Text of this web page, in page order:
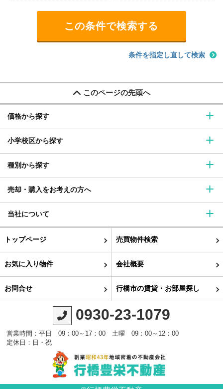
条件を指定し直して検索
このページの先頭へ
価格から探す
小学校区から探す
種別から探す
売却・購入をお考えの方へ
当社について
トップページ 売買物件検索
お気に入り物件 会社概要
お問合せ 行橋市の賃貸・お部屋探し
0930-23-1079
営業時間：平日 09：00～17：00 土曜 09：00～12：00
定休日：日・祝